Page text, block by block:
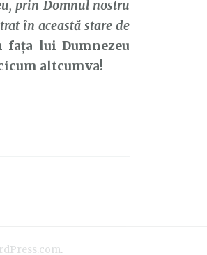
prin Domnul nostru
în această stare de
fața lui Dumnezeu
altcumva!
.